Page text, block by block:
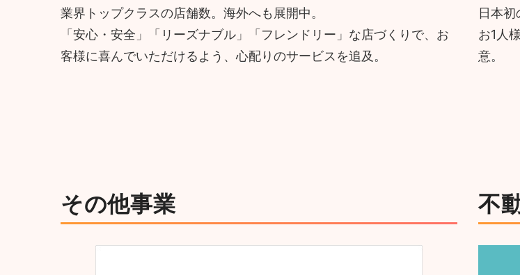
業界トップクラスの店舗数。海外へも展開中。
「安心・安全」「リーズナブル」「フレンドリー」な店づくりで、お
客様に喜んでいただけるよう、心配りのサービスを追及。
日本初
お1人
意。
その他事業 不